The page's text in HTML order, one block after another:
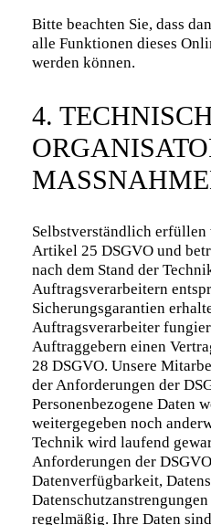
Bitte beachten Sie, dass
alle Funktionen dieses
werden können.
4.
MASSNAHMEN
Selbstverständlich
Artikel 25 DSGVO und
nach dem Stand der
Auftragsverarbeitern
Sicherungsgarantien
Auftragsverarbeiter
Auftraggebern einen
28 DSGVO. Unsere
der Anforderungen der
Personenbezogene Daten
weitergegeben noch
Technik wird laufend
Anforderungen der
Datenverfügbarkeit,
regelmäßig. Ihre Daten